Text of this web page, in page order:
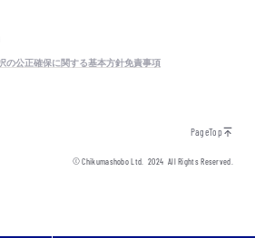
の公正確保に関する基本方針免責事項
PageTop
© Chikumashobo Ltd.2024 All Rights Reserved.